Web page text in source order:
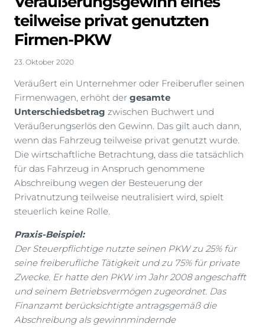
teilweise privat genutzten
Firmen-PKW
23. Oktober 2020
Veräußert ein Unternehmer oder Freiberufler seinen
Firmenwagen, erhöht der gesamte
Unterschiedsbetrag zwischen Buchwert und
Veräußerungserlös den Gewinn. Das gilt auch dann,
wenn das Fahrzeug teilweise privat genutzt wurde.
Die wirtschaftliche Betrachtung, dass die tatsächlich
für das Fahrzeug in Anspruch genommene
Abschreibung wegen der Besteuerung der
Privatnutzung teilweise neutralisiert wird, spielt
steuerlich keine Rolle.
Praxis-Beispiel:
Der Steuerpflichtige nutzte seinen PKW zu 25% für
seine freiberufliche Tätigkeit und zu 75% für private
Zwecke. Er hatte den PKW im Jahr 2008 angeschafft
und seinem Betriebsvermögen zugeordnet. Das
Finanzamt berücksichtigte antragsgemäß die
Abschreibung als gewinnmindernde